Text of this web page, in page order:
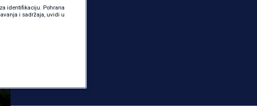
identifikaciju. Pohrana
i sadržaja, uvidi u